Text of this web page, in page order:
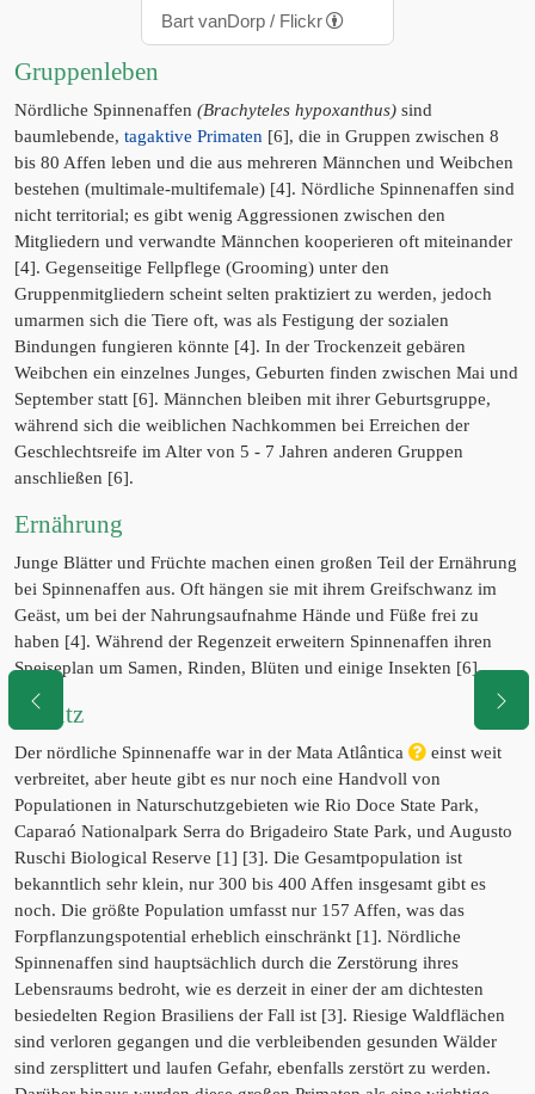
Bart vanDorp / Flickr
Gruppenleben
Nördliche Spinnenaffen (Brachyteles hypoxanthus) sind
baumlebende, tagaktive Primaten [6], die in Gruppen zwischen 8
bis 80 Affen leben und die aus mehreren Männchen und Weibchen
bestehen (multimale-multifemale) [4]. Nördliche Spinnenaffen sind
nicht territorial; es gibt wenig Aggressionen zwischen den
Mitgliedern und verwandte Männchen kooperieren oft miteinander
[4]. Gegenseitige Fellpflege (Grooming) unter den
Gruppenmitgliedern scheint selten praktiziert zu werden, jedoch
umarmen sich die Tiere oft, was als Festigung der sozialen
Bindungen fungieren könnte [4]. In der Trockenzeit gebären
Weibchen ein einzelnes Junges, Geburten finden zwischen Mai und
September statt [6]. Männchen bleiben mit ihrer Geburtsgruppe,
während sich die weiblichen Nachkommen bei Erreichen der
Geschlechtsreife im Alter von 5 - 7 Jahren anderen Gruppen
anschließen [6].
Ernährung
Junge Blätter und Früchte machen einen großen Teil der Ernährung
bei Spinnenaffen aus. Oft hängen sie mit ihrem Greifschwanz im
Geäst, um bei der Nahrungsaufnahme Hände und Füße frei zu
haben [4]. Während der Regenzeit erweitern Spinnenaffen ihren
Speiseplan um Samen, Rinden, Blüten und einige Insekten [6].
Schutz
Der nördliche Spinnenaffe war in der Mata Atlântica
einst weit
verbreitet, aber heute gibt es nur noch eine Handvoll von
Populationen in Naturschutzgebieten wie Rio Doce State Park,
Caparaó Nationalpark Serra do Brigadeiro State Park, und Augusto
Ruschi Biological Reserve [1] [3]. Die Gesamtpopulation ist
bekanntlich sehr klein, nur 300 bis 400 Affen insgesamt gibt es
noch. Die größte Population umfasst nur 157 Affen, was das
Forpflanzungspotential erheblich einschränkt [1]. Nördliche
Spinnenaffen sind hauptsächlich durch die Zerstörung ihres
Lebensraums bedroht, wie es derzeit in einer der am dichtesten
besiedelten Region Brasiliens der Fall ist [3]. Riesige Waldflächen
sind verloren gegangen und die verbleibenden gesunden Wälder
sind zersplittert und laufen Gefahr, ebenfalls zerstört zu werden.